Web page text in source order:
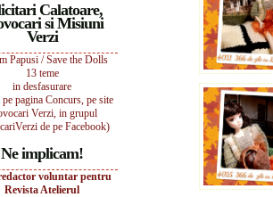
Calatoare,
si Misiuni
Verzi
Papusi / Save the Dolls
13 teme
in desfasurare
pagina Concurs, pe site
Verzi, in grupul
de pe Facebook)
Ne implicam!
voluntar pentru
Revista Atelierul